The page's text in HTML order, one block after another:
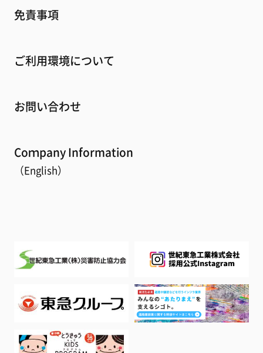
免責事項
ご利用環境について
お問い合わせ
Coｍpany Information
（English）